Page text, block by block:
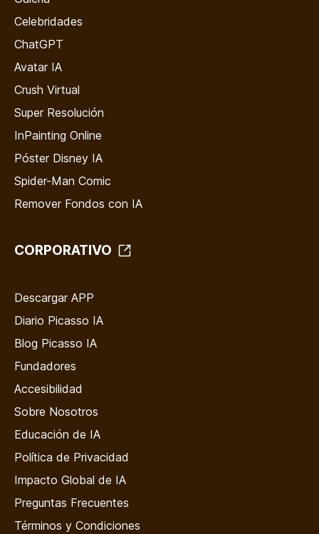
Celebridades
ChatGPT
Avatar IA
Crush Virtual
Super Resolución
InPainting Online
Póster Disney IA
Spider-Man Comic
Remover Fondos con IA
CORPORATIVO
Descargar APP
Diario Picasso IA
Blog Picasso IA
Fundadores
Accesibilidad
Sobre Nosotros
Educación de IA
Política de Privacidad
Impacto Global de IA
Preguntas Frecuentes
Términos y Condiciones